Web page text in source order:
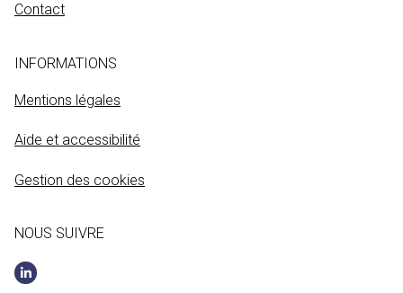
Contact
INFORMATIONS
Mentions légales
Aide et accessibilité
Gestion des cookies
NOUS SUIVRE